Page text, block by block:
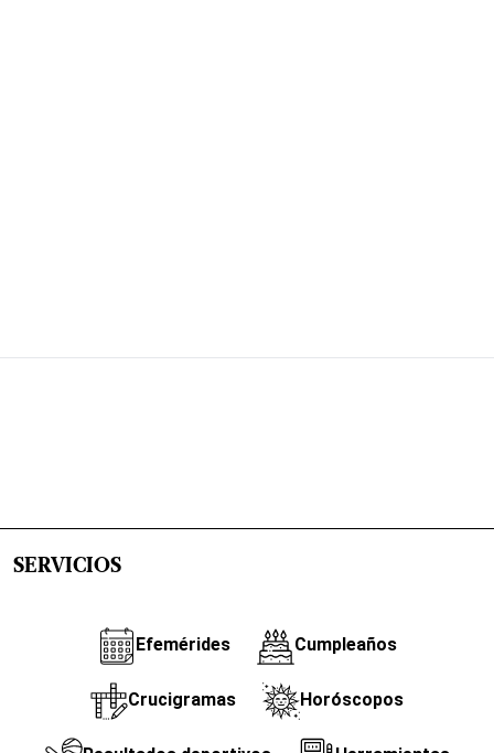
SERVICIOS
Efemérides Cumpleaños
Crucigramas Horóscopos